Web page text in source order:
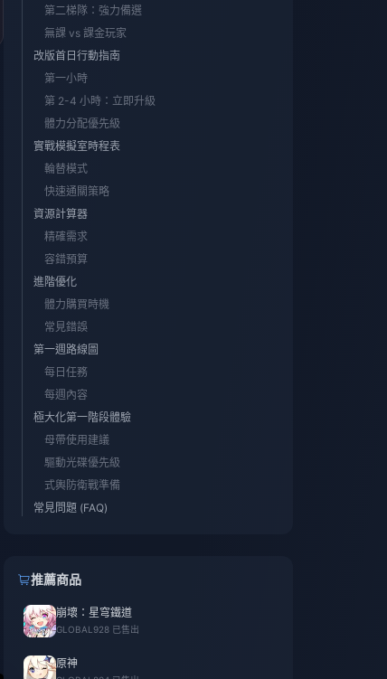
立即購買
第二梯隊：強力備選
無課 vs 課金玩家
改版首日行動指南
第一小時
第 2-4 小時：立即升級
體力分配優先級
實戰模擬室時程表
輪替模式
快速通關策略
資源計算器
精確需求
容錯預算
進階優化
體力購買時機
常見錯誤
第一週路線圖
每日任務
每週內容
極大化第一階段體驗
母帶使用建議
驅動光碟優先級
式輿防衛戰準備
常見問題 (FAQ)
推薦商品
崩壞：星穹鐵道
GLOBAL 928 已售出
原神